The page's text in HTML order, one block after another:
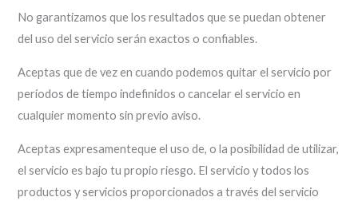
No garantizamos que los resultados que se puedan obtener
del uso del servicio serán exactos o confiables.
Aceptas que de vez en cuando podemos quitar el servicio por
períodos de tiempo indefinidos o cancelar el servicio en
cualquier momento sin previo aviso.
Aceptas expresamenteque el uso de, o la posibilidad de utilizar,
el servicio es bajo tu propio riesgo. El servicio y todos los
productos y servicios proporcionados a través del servicio